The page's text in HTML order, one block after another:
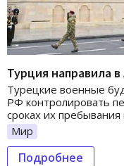
Турция направила
Турецкие военные
РФ контролировать
сроках их
Мир
Подробнее